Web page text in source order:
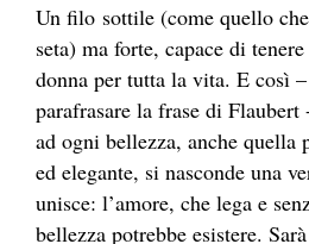
Un filo sottile (come quello
seta) ma forte, capace di
donna per tutta la vita. E così
parafrasare la frase di
ad ogni bellezza, anche quella
ed elegante, si nasconde una
unisce: l’amore, che lega e
bellezza potrebbe esistere.